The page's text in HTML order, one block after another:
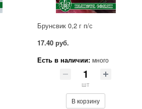
Брунсвик 0,2 г п/с
17.40 руб.
Есть в наличии: много
шт
В корзину